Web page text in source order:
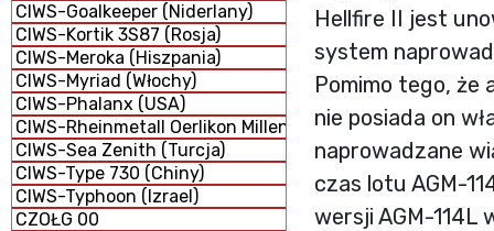
CIWS-Goalkeeper (Niderlany)
CIWS-Kortik 3S87 (Rosja)
CIWS-Meroka (Hiszpania)
CIWS-Myriad (Włochy)
CIWS-Phalanx (USA)
CIWS-Rheinmetall Oerlikon Millennium GDM-008
CIWS-Sea Zenith (Turcja)
CIWS-Type 730 (Chiny)
CIWS-Typhoon (Izrael)
CZOŁG 00
Hellfire II jest
system
Pomimo tego, że
nie posiada on
naprowadzane
czas lotu AGM-
wersji AGM-114L